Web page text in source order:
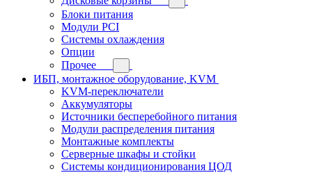
Блоки питания
Модули PCI
Системы охлаждения
Опции
Прочее
ИБП, монтажное оборудование, KVM
KVM-переключатели
Аккумуляторы
Источники бесперебойного питания
Модули распределения питания
Монтажные комплекты
Серверные шкафы и стойки
Системы кондиционирования ЦОД